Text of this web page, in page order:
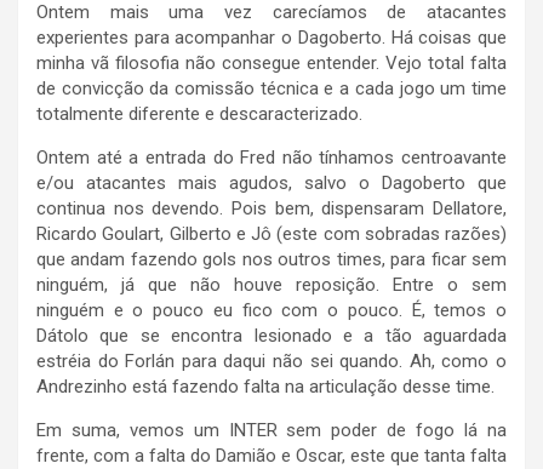
Ontem mais uma vez carecíamos de atacantes
experientes para acompanhar o Dagoberto. Há coisas que
minha vã filosofia não consegue entender. Vejo total falta
de convicção da comissão técnica e a cada jogo um time
totalmente diferente e descaracterizado.
Ontem até a entrada do Fred não tínhamos centroavante
e/ou atacantes mais agudos, salvo o Dagoberto que
continua nos devendo. Pois bem, dispensaram Dellatore,
Ricardo Goulart, Gilberto e Jô (este com sobradas razões)
que andam fazendo gols nos outros times, para ficar sem
ninguém, já que não houve reposição. Entre o sem
ninguém e o pouco eu fico com o pouco. É, temos o
Dátolo que se encontra lesionado e a tão aguardada
estréia do Forlán para daqui não sei quando. Ah, como o
Andrezinho está fazendo falta na articulação desse time.
Em suma, vemos um INTER sem poder de fogo lá na
frente, com a falta do Damião e Oscar, este que tanta falta